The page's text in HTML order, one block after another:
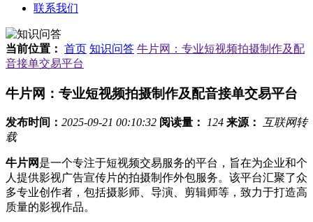
联系我们
当前位置： 首页 知识问答 牛片网：专业短视频拍摄制作及配
音接单交易平台
牛片网：专业短视频拍摄制作及配音接单交易平台
发布时间： 2025-09-21 00:10:32 阅读量： 124 来源： 互联网转
载
牛片网是一个专注于短视频交易服务的平台，旨在为企业和个
人提供影视广告宣传片的拍摄制作外包服务。该平台汇聚了众
多专业创作者，包括摄影师、导演、剪辑师等，致力于打造高
质量的影视作品。